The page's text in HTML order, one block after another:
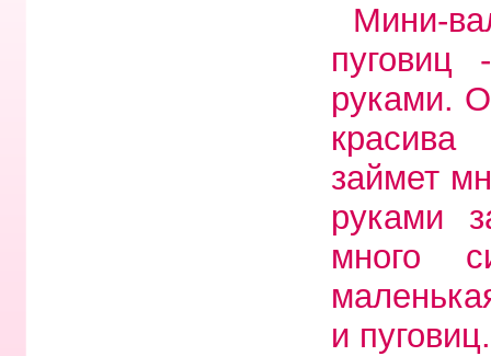
Мини-
пуговиц
руками.
займет
руками
много
и пуговиц.